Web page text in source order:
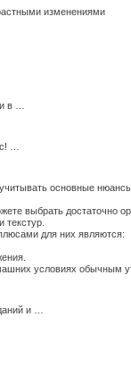
изменениями
в …
…
основные
выбрать достаточно
для них являются:
условиях обычным
и …